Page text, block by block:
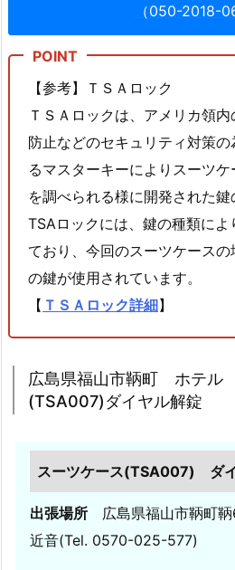
事
5.
1
1.
広
島
県
山
市
川
口
築
2
年
ア
ー
ト
（050-2018-
【参考】ＴＳＡロック
ＴＳＡロックは、アメリカ領
防止などのセキュリティ対策
るマスターキーによりスーツ
を調べられる様に開発された鍵
TSAロックには、鍵の種類に
ており、今回のスーツケース
の鍵が使用されています。
【 ＴＳＡロック詳細】
広島県福山市鞆町 ホテル
(TSA007)ダイヤル解錠
スーツケース(TSA007) ダ
出張場所 広島県福山市鞆町
近音(Tel. 0570-025-577)